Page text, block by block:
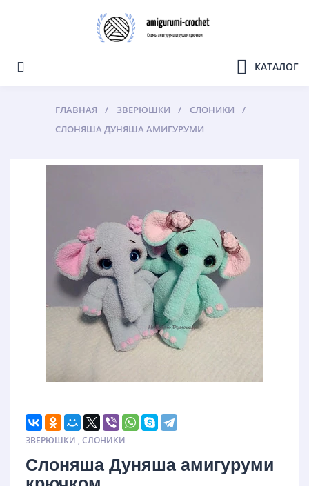
КАТАЛОГ
ГЛАВНАЯ ЗВЕРЮШКИ
СЛОНИКИ
СЛОНЯША ДУНЯША АМИГУРУМИ
ЗВЕРЮШКИ ,СЛОНИКИ
Слоняша Дуняша амигуруми